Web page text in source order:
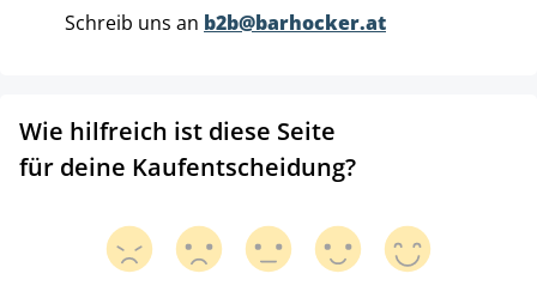
Schreib uns an b2b@barhocker.at
Wie hilfreich ist diese Seite
für deine Kaufentscheidung?